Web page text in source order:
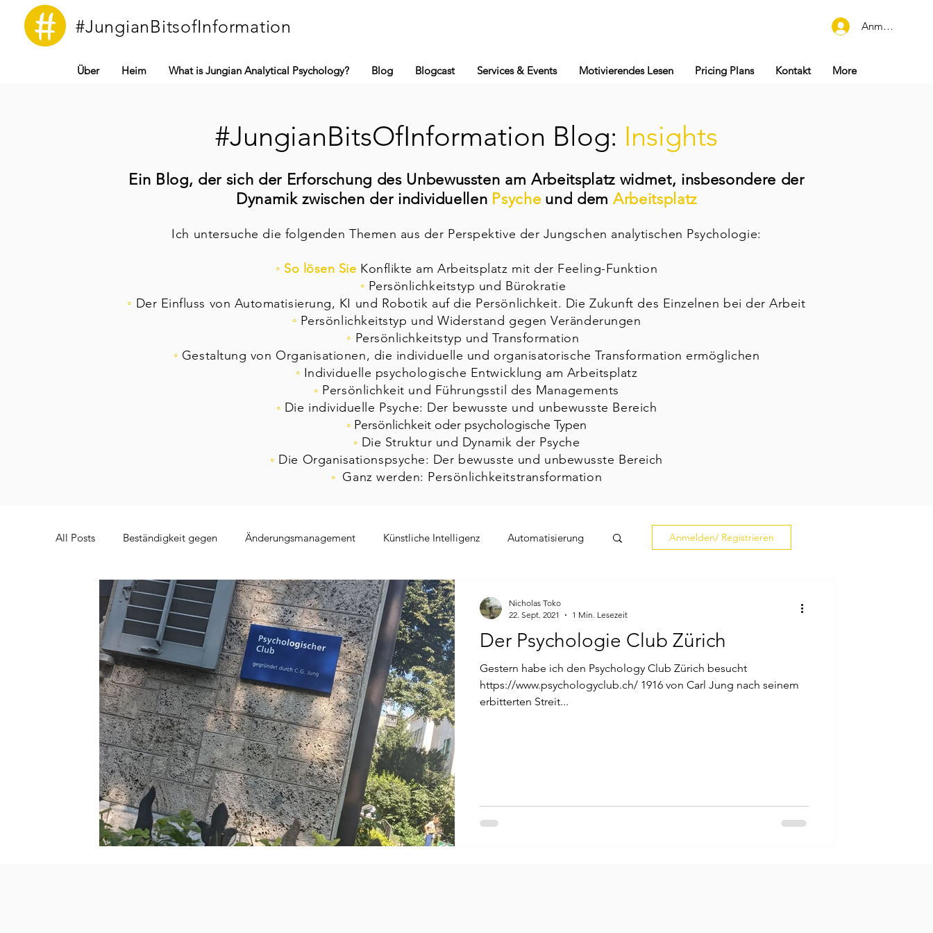
#JungianBitsofInformation Anmelden
Über Heim What is Jungian Analytical Psychology? Blog Blogcast Services & Events Motivierendes Lesen Pricing Plans Kontakt More
#JungianBitsOfInformation Blog: Insights
Ein Blog, der sich der Erforschung des Unbewussten am Arbeitsplatz widmet, insbesondere der
Dynamik zwischen der individuellen Psyche und dem Arbeitsplatz
Ich untersuche die folgenden Themen aus der Perspektive der Jungschen analytischen Psychologie:
◦ So lösen Sie Konflikte am Arbeitsplatz mit der Feeling-Funktion
◦ Persönlichkeitstyp und Bürokratie
◦ Der Einfluss von Automatisierung, KI und Robotik auf die Persönlichkeit. Die Zukunft des Einzelnen bei der Arbeit
◦ Persönlichkeitstyp und Widerstand gegen Veränderungen
◦ Persönlichkeitstyp und Transformation
◦ Gestaltung von Organisationen, die individuelle und organisatorische Transformation ermöglichen
◦ Individuelle psychologische Entwicklung am Arbeitsplatz
◦ Persönlichkeit und Führungsstil des Managements
◦ Die individuelle Psyche: Der bewusste und unbewusste Bereich
◦ Persönlichkeit oder psychologische Typen
◦ Die Struktur und Dynamik der Psyche
◦ Die Organisationspsyche: Der bewusste und unbewusste Bereich
◦ Ganz werden: Persönlichkeitstransformation
All Posts Beständigkeit gegen Änderungsmanagement Künstliche Intelligenz Automatisierung
Robotik Instinkt Bürokratie Komplex Covid19 Sperrung
Persönlichkeit Technologie Bewusstlos Psyche Bewusst Psyche
Jungsche Psychologie Freudsche Psychoanalyse Jungsche Analytische Psychologie
Anmelden/ Registrieren
Der Psychologie Club Zürich
Gestern habe ich den Psychology Club Zürich besucht
https://www.psychologyclub.ch/ 1916 von Carl Jung nach seinem
erbitterten Streit...
Nicholas Toko
22. Sept. 2021
1 Min. Lesezeit